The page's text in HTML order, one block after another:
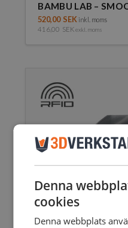
BAMBU LAB –
520,00 SEK inkl. moms
416,00 SEK exkl. moms
Denna
cookies
Denna webbplats